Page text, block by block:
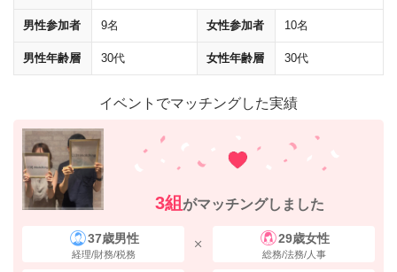
男性参加者 9名 女性参加者 10名
男性年齢層 30代 女性年齢層 30代
イベントでマッチングした実績
3組がマッチングしました
37歳男性
経理/財務/税務
29歳女性
総務/法務/人事